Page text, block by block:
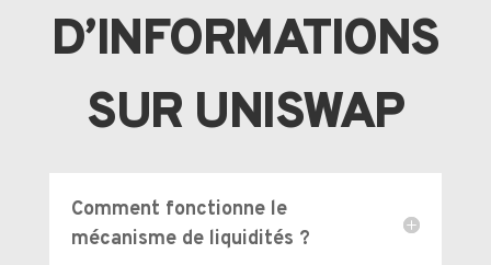
D’INFORMATIONS
SUR UNISWAP
Comment fonctionne le
mécanisme de liquidités ?